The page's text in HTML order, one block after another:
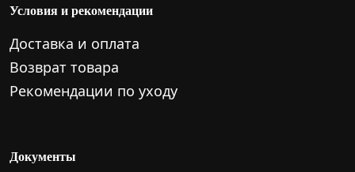
Условия и рекомендации
Доставка и оплата
Возврат товара
Рекомендации по уходу
Документы